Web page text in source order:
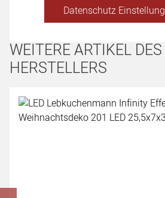
Datenschutz
WEITERE ARTIKEL DES
HERSTELLERS
Artikel überspringen